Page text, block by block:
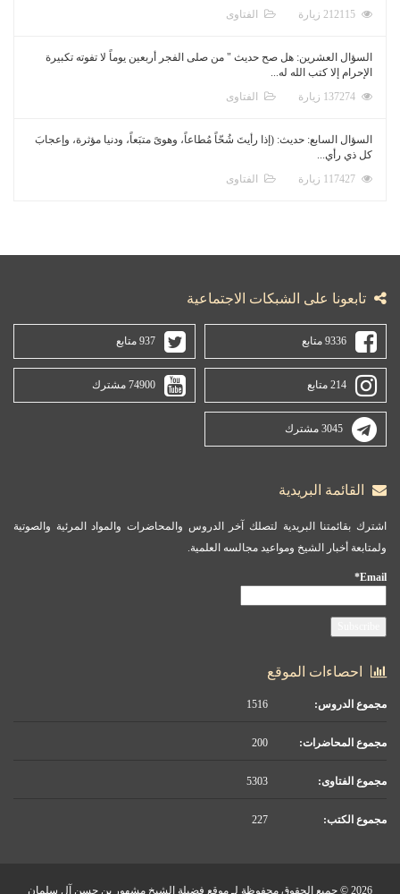
الفتاوى
السؤال العشرين: هل صح حديث " من صلى الفجر أربعين يوماً لا تفوته تكبيرة
الإحرام إلا كتب الله له...
الفتاوى
السؤال السابع: حديث: (إذا رأيتَ شُحّاً مُطاعاً، وهوىً متبَعاً، ودنيا مؤثرة، وإعجابَ
كل ذي رأي...
الفتاوى
تابعونا على الشبكات الاجتماعية
9336 متابع 937 متابع
214 متابع 74900 مشترك
3045 مشترك
القائمة البريدية
اشترك بقائمتنا البريدية لتصلك آخر الدروس والمحاضرات والمواد المرئية والصوتية
ولمتابعة أخبار الشيخ ومواعيد مجالسه العلمية.
Email*
احصاءات الموقع
مجموع الدروس:
مجموع المحاضرات:
مجموع الفتاوى:
مجموع الكتب:
2026 © جميع الحقوق محفوظة لـ موقع فضيلة الشيخ مشهور بن حسن آل سلمان